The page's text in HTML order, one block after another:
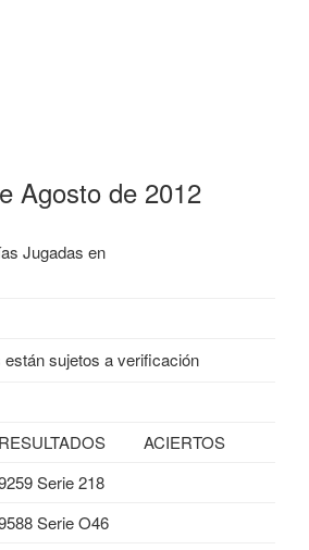
Agosto de 2012
Jugadas en
sujetos a verificación
RESULTADOS
ACIERTOS
Serie 218
Serie O46